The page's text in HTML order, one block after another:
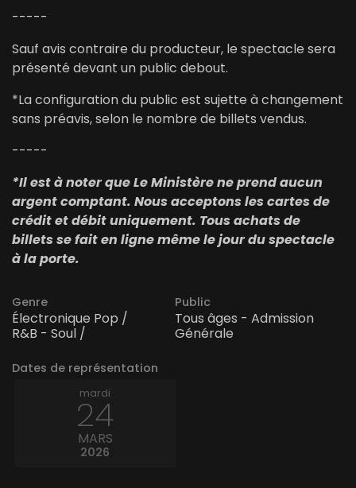
-----
Sauf avis contraire du producteur, le spectacle sera
présenté devant un public debout.
*La configuration du public est sujette à changement
sans préavis, selon le nombre de billets vendus.
-----
*Il est à noter que Le Ministère ne prend aucun
argent comptant. Nous acceptons les cartes de
crédit et débit uniquement. Tous achats de
billets se fait en ligne même le jour du spectacle
à la porte.
Genre
Électronique Pop /
R&B - Soul /
Public
Tous âges - Admission
Générale
Dates de représentation
mardi
24
MARS
2026